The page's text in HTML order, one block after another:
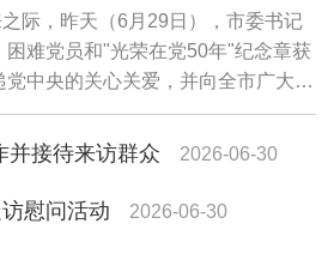
际，昨天（6月29日），市委书记
难党员和"光荣在党50年"纪念章获
中央的关心关爱，并向全市广大党
问候。老党员李珍英1945年参加
心苏州各项事业...
并接待来访群众 2026-06-30
慰问活动 2026-06-30